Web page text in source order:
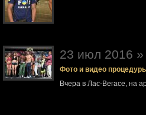
23 июл 2016 »
Фото и видео
Вчера в Лас-Вегасе, на